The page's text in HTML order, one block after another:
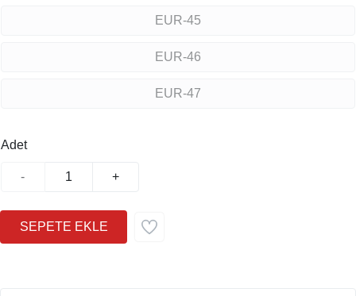
EUR-45
EUR-46
EUR-47
Adet
- +